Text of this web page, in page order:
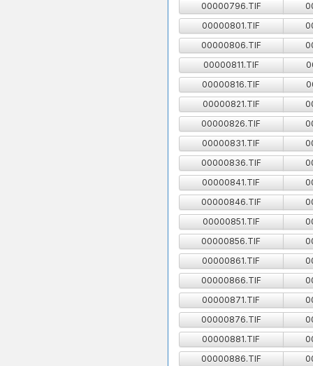
00000796.TIF
00000801.TIF
00000806.TIF
00000811.TIF
00000816.TIF
00000821.TIF
00000826.TIF
00000831.TIF
00000836.TIF
00000841.TIF
00000846.TIF
00000851.TIF
00000856.TIF
00000861.TIF
00000866.TIF
00000871.TIF
00000876.TIF
00000881.TIF
00000886.TIF